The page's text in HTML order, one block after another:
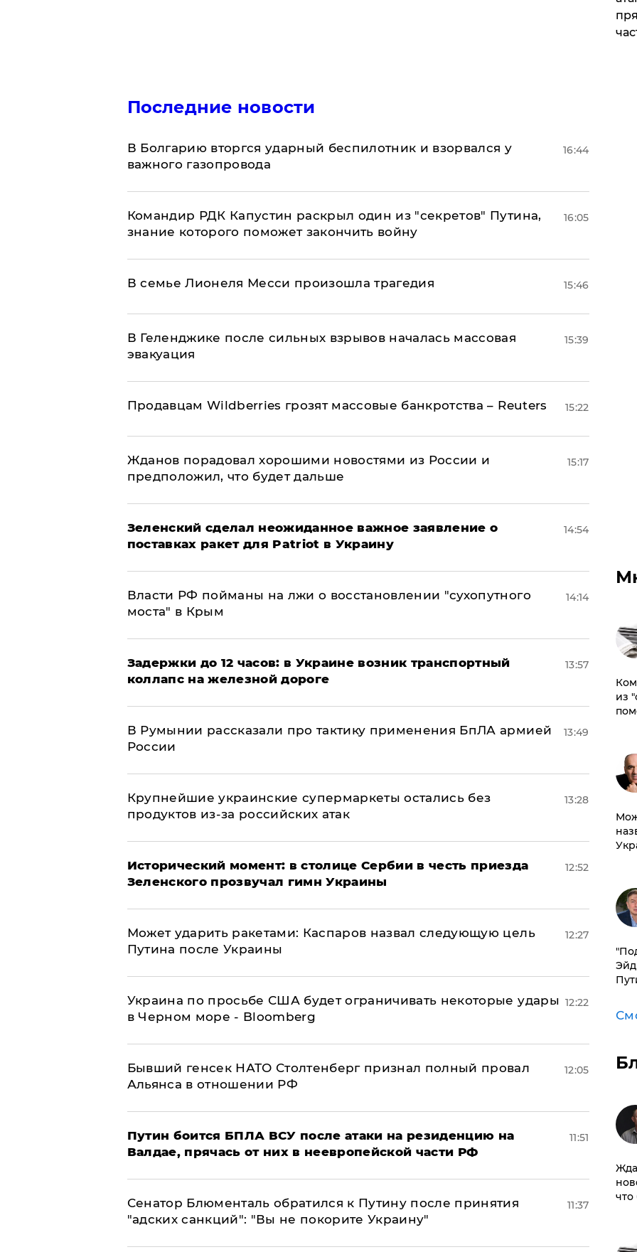
Последние новости
В Болгарию вторгся ударный беспилотник и взорвался у
важного газопровода
16:44
Командир РДК Капустин раскрыл один из "секретов" Путина,
знание которого поможет закончить войну
16:05
В семье Лионеля Месси произошла трагедия 15:46
В Геленджике после сильных взрывов началась массовая
эвакуация
15:39
Продавцам Wildberries грозят массовые банкротства – Reuters 15:22
Жданов порадовал хорошими новостями из России и
предположил, что будет дальше
15:17
Зеленский сделал неожиданное важное заявление о
поставках ракет для Patriot в Украину
14:54
Власти РФ пойманы на лжи о восстановлении "сухопутного
моста" в Крым
14:14
Задержки до 12 часов: в Украине возник транспортный
коллапс на железной дороге
13:57
В Румынии рассказали про тактику применения БпЛА армией
России
13:49
Крупнейшие украинские супермаркеты остались без
продуктов из-за российских атак
13:28
Исторический момент: в столице Сербии в честь приезда
Зеленского прозвучал гимн Украины
12:52
Может ударить ракетами: Каспаров назвал следующую цель
Путина после Украины
12:27
Украина по просьбе США будет ограничивать некоторые удары
в Черном море - Bloomberg
12:22
Бывший генсек НАТО Столтенберг признал полный провал
Альянса в отношении РФ
12:05
Путин боится БПЛА ВСУ после атаки на резиденцию на
Валдае, прячась от них в неевропейской части РФ
11:51
Сенатор Блюменталь обратился к Путину после принятия
"адских санкций": "Вы не покорите Украину"
11:37
из
что